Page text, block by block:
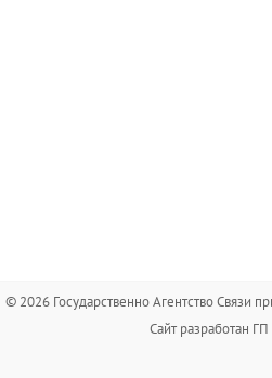
© 2026 Государственно Агентство Связи
Сайт разработан